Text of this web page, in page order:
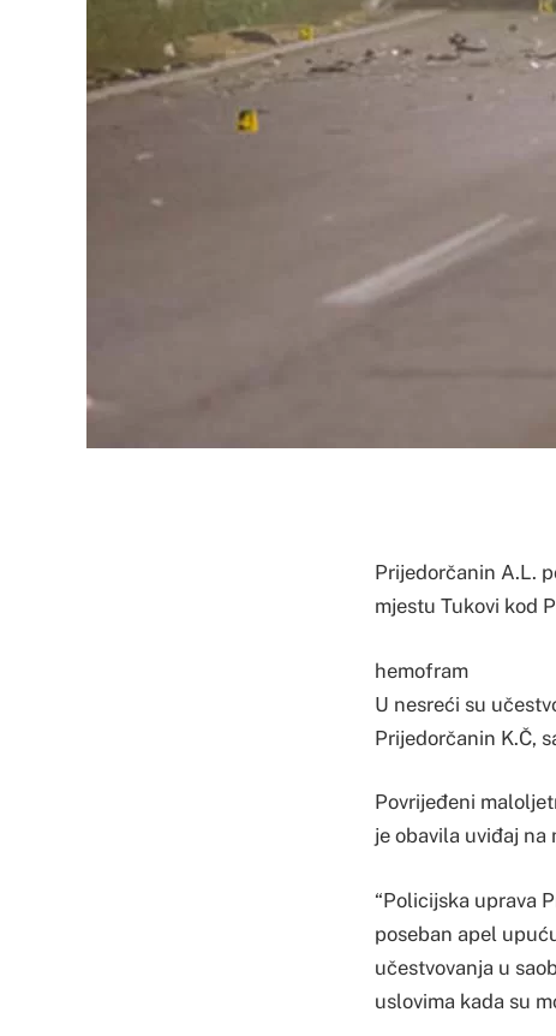
Prijedorčanin A.L.
mjestu Tukovi kod
hemofram
U nesreći su
Prijedorčanin K.Č,
Povrijeđeni
je obavila uviđaj na
“Policijska uprava
poseban apel
učestvovanja u
uslovima kada su